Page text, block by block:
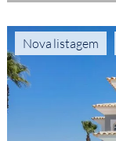
Nova listagem